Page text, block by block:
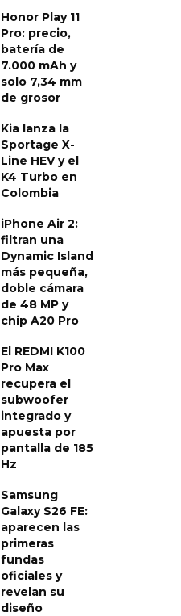
Honor Play 11
Pro: precio,
batería de
7.000 mAh y
solo 7,34 mm
de grosor
Kia lanza la
Sportage X-
Line HEV y el
K4 Turbo en
Colombia
iPhone Air 2:
filtran una
Dynamic Island
más pequeña,
doble cámara
de 48 MP y
chip A20 Pro
El REDMI K100
Pro Max
recupera el
subwoofer
integrado y
apuesta por
pantalla de 185
Hz
Samsung
Galaxy S26 FE:
aparecen las
primeras
fundas
oficiales y
revelan su
diseño